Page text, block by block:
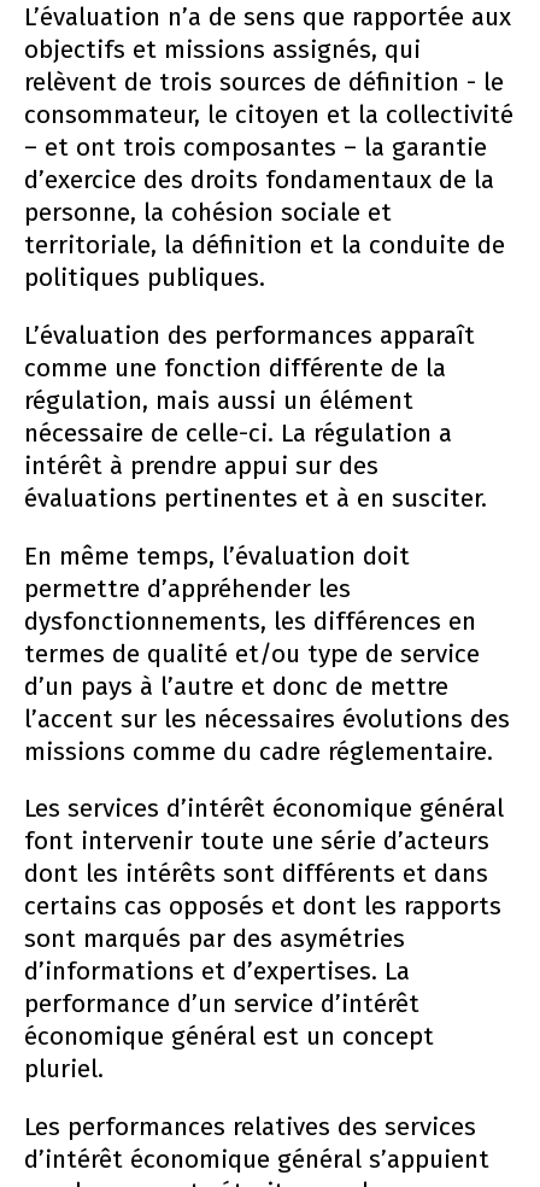
L’évaluation n’a de sens que rapportée aux
objectifs et missions assignés, qui
relèvent de trois sources de définition - le
consommateur, le citoyen et la collectivité
– et ont trois composantes – la garantie
d’exercice des droits fondamentaux de la
personne, la cohésion sociale et
territoriale, la définition et la conduite de
politiques publiques.
L’évaluation des performances apparaît
comme une fonction différente de la
régulation, mais aussi un élément
nécessaire de celle-ci. La régulation a
intérêt à prendre appui sur des
évaluations pertinentes et à en susciter.
En même temps, l’évaluation doit
permettre d’appréhender les
dysfonctionnements, les différences en
termes de qualité et/ou type de service
d’un pays à l’autre et donc de mettre
l’accent sur les nécessaires évolutions des
missions comme du cadre réglementaire.
Les services d’intérêt économique général
font intervenir toute une série d’acteurs
dont les intérêts sont différents et dans
certains cas opposés et dont les rapports
sont marqués par des asymétries
d’informations et d’expertises. La
performance d’un service d’intérêt
économique général est un concept
pluriel.
Les performances relatives des services
d’intérêt économique général s’appuient